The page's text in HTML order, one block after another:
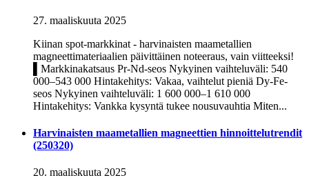
27. maaliskuuta 2025
Kiinan spot-markkinat - harvinaisten maametallien
magneettimateriaalien päivittäinen noteeraus, vain viitteeksi!
▌Markkinakatsaus Pr-Nd-seos Nykyinen vaihteluväli: 540
000–543 000 Hintakehitys: Vakaa, vaihtelut pieniä Dy-Fe-
seos Nykyinen vaihteluväli: 1 600 000–1 610 000
Hintakehitys: Vankka kysyntä tukee nousuvauhtia Miten...
Harvinaisten maametallien magneettien hinnoittelutrendit
(250320)
20. maaliskuuta 2025